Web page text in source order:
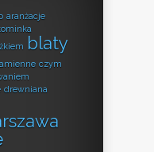
aranżacje
blaty
czym
drewniana